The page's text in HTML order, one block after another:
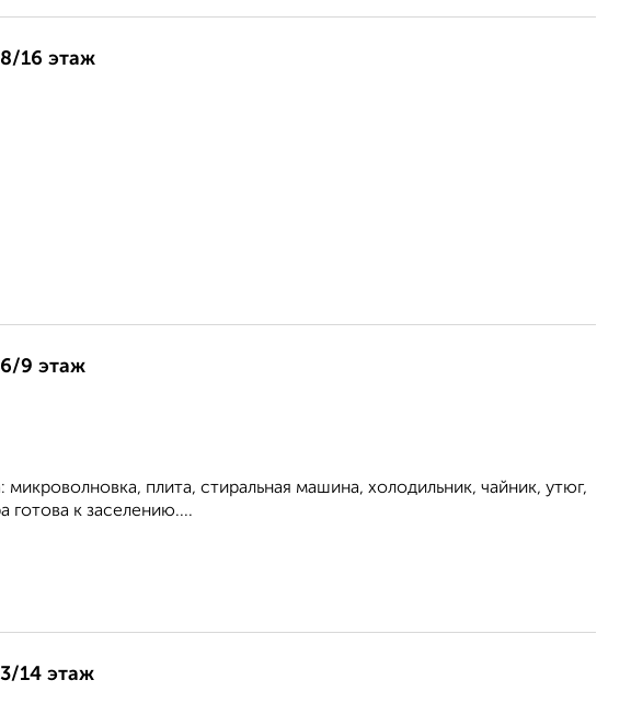
16 этаж
6/9 этаж
плита, стиральная машина, холодильник, чайник, утюг,
готова к заселению....
14 этаж